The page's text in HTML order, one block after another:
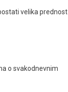
velika prednost
o svakodnevnim